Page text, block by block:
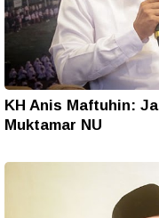
KH Anis Maftuhin:
Muktamar NU